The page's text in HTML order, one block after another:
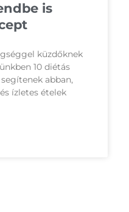
is
küzdőknek
10 diétás
abban,
ízletes ételek